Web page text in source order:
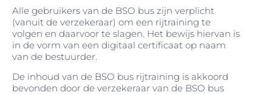
Alle gebruikers van de BSO bus zijn verplicht
(vanuit de verzekeraar) om een rijtraining te
volgen en daarvoor te slagen. Het bewijs hiervan is
in de vorm van een digitaal certificaat op naam
van de bestuurder.
De inhoud van de BSO bus rijtraining is akkoord
bevonden door de verzekeraar van de BSO bus